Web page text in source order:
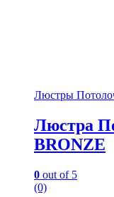
Люстры
Люстра
BRONZE
0 out of 5
(0)